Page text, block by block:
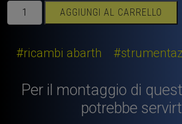
Cavo
Fiat
Abarth
meccanico
AGGIUNGI AL CARRELLO
#ricambi abarth
Per il montaggio di
potrebbe